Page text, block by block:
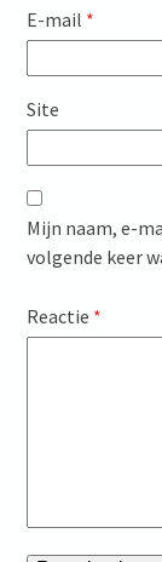
E-mail *
Site
Mijn naam, e-
volgende keer
Reactie *